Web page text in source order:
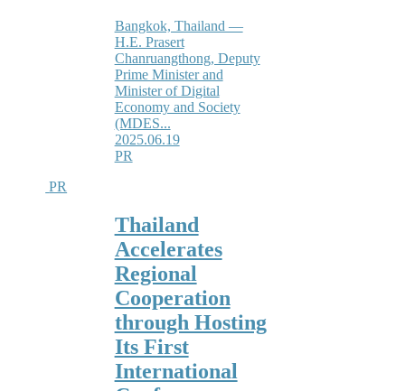
Bangkok, Thailand —
H.E. Prasert
Chanruangthong, Deputy
Prime Minister and
Minister of Digital
Economy and Society
(MDES...
2025.06.19
PR
PR
Thailand
Accelerates
Regional
Cooperation
through Hosting
Its First
International